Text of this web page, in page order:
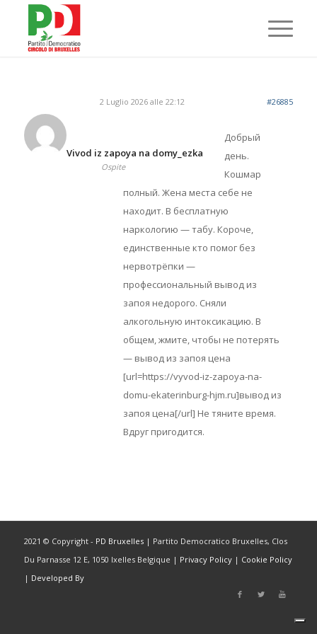
2 Luglio 2026 alle 22:12 #26885
Vivod iz zapoya na domy_ezka
Ospite
Добрый
день.
Кошмар
полный. Жена места себе не
находит. В бесплатную
наркологию — табу. Короче,
единственные кто помог без
нервотрёпки —
профессиональный вывод из
запоя недорого. Сняли
алкогольную интоксикацию. В
общем, жмите, чтобы не потерять
— вывод из запоя цена
[url=https://vyvod-iz-zapoya-na-
domu-ekaterinburg-hjm.ru]вывод из
запоя цена[/url] Не тяните время.
Вдруг пригодится.
2021 © Copyright - PD Bruxelles| Partito Democratico Bruxelles, Clos
Du Parnasse 12 E, 1050 Ixelles Belgique | Privacy Policy| Cookie Policy
| Developed By